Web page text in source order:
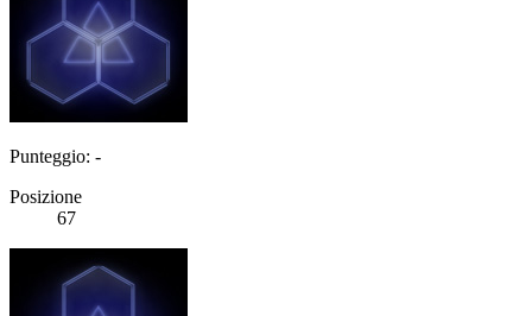
Punteggio: -
Posizione
67